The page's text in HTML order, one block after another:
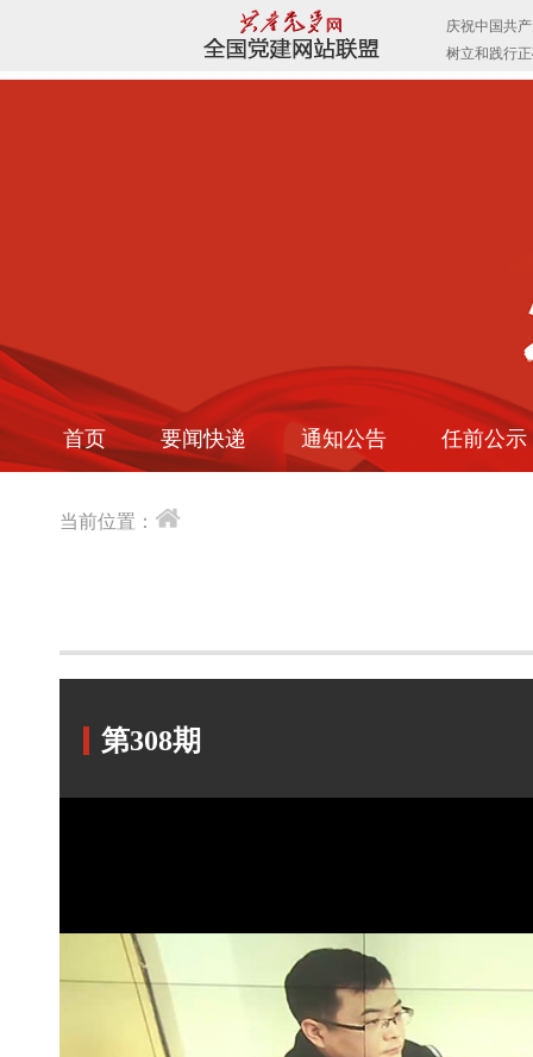
首页 要闻快递 通知公告 任前公示
当前位置：
第308期